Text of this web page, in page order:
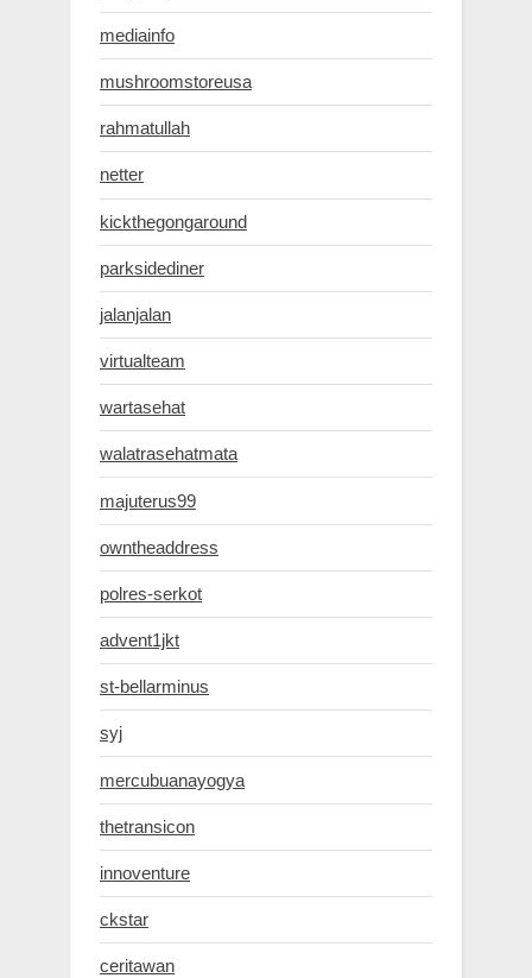
mediainfo
mushroomstoreusa
rahmatullah
netter
kickthegongaround
parksidediner
jalanjalan
virtualteam
wartasehat
walatrasehatmata
majuterus99
owntheaddress
polres-serkot
advent1jkt
st-bellarminus
syj
mercubuanayogya
thetransicon
innoventure
ckstar
ceritawan